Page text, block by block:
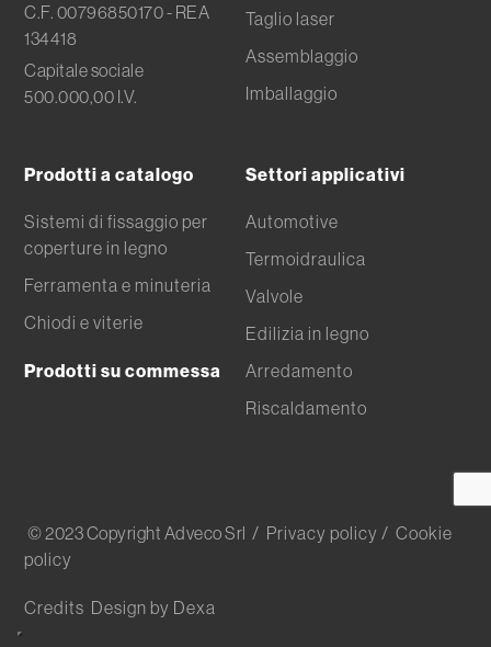
C.F. 00796850170 - REA
134418
Capitale sociale
500.000,00 I.V.
Taglio laser
Assemblaggio
Imballaggio
Prodotti a catalogo
Sistemi di fissaggio per
coperture in legno
Ferramenta e minuteria
Chiodi e viterie
Prodotti su commessa
Settori applicativi
Automotive
Termoidraulica
Valvole
Edilizia in legno
Arredamento
Riscaldamento
© 2023 Copyright Adveco Srl / Privacy policy / Cookie
policy
Credits Design by Dexa